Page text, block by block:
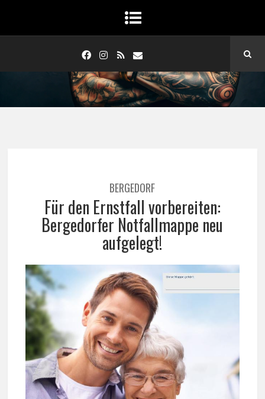
BERGEDORF
Für den Ernstfall vorbereiten:
Bergedorfer Notfallmappe neu
aufgelegt!